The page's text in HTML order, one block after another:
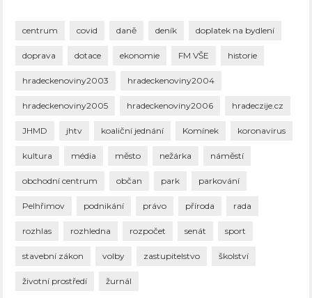
centrum covid daně deník doplatek na bydlení
doprava dotace ekonomie FM VŠE historie
hradeckenoviny2003 hradeckenoviny2004
hradeckenoviny2005 hradeckenoviny2006 hradeczije.cz
JHMD jhtv koaliční jednání Komínek koronavirus
kultura média město nežárka náměstí
obchodní centrum občan park parkování
Pelhřimov podnikání právo příroda rada
rozhlas rozhledna rozpočet senát sport
stavební zákon volby zastupitelstvo školství
životní prostředí žurnál